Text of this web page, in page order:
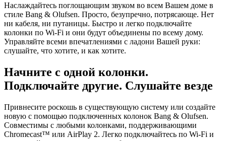
Наслаждайтесь поглощающим звуком во всем Вашем доме в
стиле Bang & Olufsen. Просто, безупречно, потрясающе. Нет
ни кабеля, ни путаницы. Быстро и легко подключайте
колонки по Wi-Fi и они будут объединены по всему дому.
Управляйте всеми впечатлениями с ладони Вашей руки:
слушайте, что хотите, и как хотите.
Начните с одной колонки.
Подключайте другие. Слушайте везде
Привнесите роскошь в существующую систему или создайте
новую с помощью подключенных колонок Bang & Olufsen.
Совместимы с любыми колонками, поддерживающими
Chromecast™ или AirPlay 2. Легко подключайтесь по Wi-Fi и